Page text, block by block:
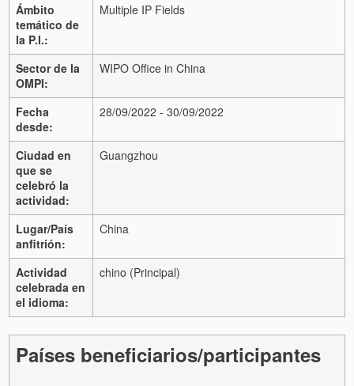
Ámbito
temático de
la P.I.:
Multiple IP Fields
Sector de la
OMPI:
WIPO Office in China
Fecha
desde:
28/09/2022 - 30/09/2022
Ciudad en
que se
celebró la
actividad:
Guangzhou
Lugar/País
anfitrión:
China
Actividad
celebrada en
el idioma:
chino (Principal)
Países beneficiarios/participantes